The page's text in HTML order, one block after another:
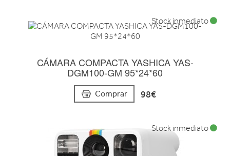
CÁMARA COMPACTA YASHICA YAS-
DGM100-GM 95*24*60
Comprar 98€
Stock inmediato
Stock inmediato